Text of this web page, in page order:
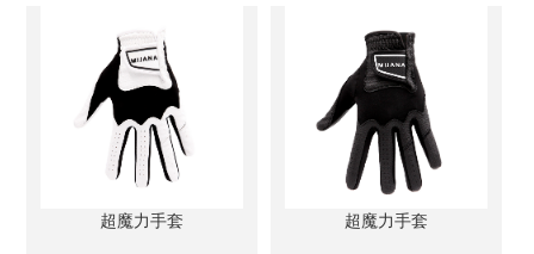
超魔力手套 超魔力手套